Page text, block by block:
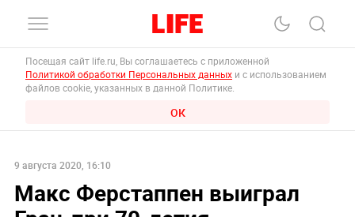
Посещая сайт life.ru, Вы соглашаетесь с приложенной
Политикой обработки Персональных данных и с использованием
файлов cookie, указанных в данной Политике.
ОК
9 августа 2020, 16:10
Макс Ферстаппен выиграл